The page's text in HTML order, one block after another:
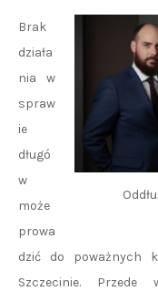
Brak
działa
nia w
spraw
ie
długó
w
może
prowa
dzić do poważnych
Szczecinie. Przede